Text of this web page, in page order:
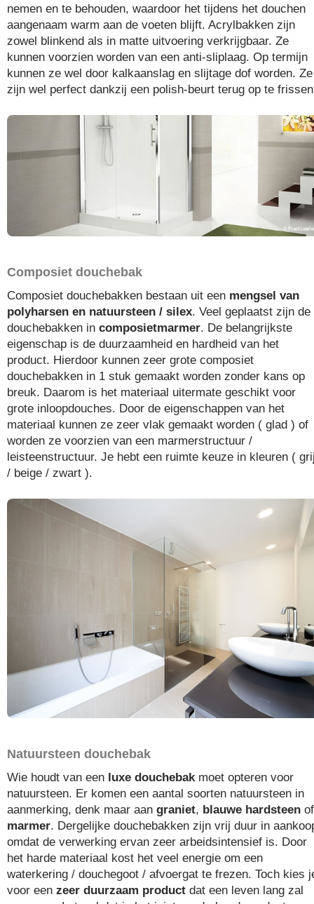
nemen en te behouden, waardoor het tijdens het douchen
aangenaam warm aan de voeten blijft. Acrylbakken zijn
zowel blinkend als in matte uitvoering verkrijgbaar. Ze
kunnen voorzien worden van een anti-sliplaag. Op termijn
kunnen ze wel door kalkaanslag en slijtage dof worden. Ze
zijn wel perfect dankzij een polish-beurt terug op te
Composiet douchebak
Composiet douchebakken bestaan uit een mengsel van
polyharsen en natuursteen / silex. Veel geplaatst zijn de
douchebakken in composietmarmer. De belangrijkste
eigenschap is de duurzaamheid en hardheid van het
product. Hierdoor kunnen zeer grote composiet
douchebakken in 1 stuk gemaakt worden zonder kans op
breuk. Daarom is het materiaal uitermate geschikt voor
grote inloopdouches. Door de eigenschappen van het
materiaal kunnen ze zeer vlak gemaakt worden ( glad ) of
worden ze voorzien van een marmerstructuur /
leisteenstructuur. Je hebt een ruimte keuze in kleuren (
/ beige / zwart ).
Natuursteen douchebak
Wie houdt van een luxe douchebak moet opteren voor
natuursteen. Er komen een aantal soorten natuursteen in
aanmerking, denk maar aan graniet, blauwe hardsteen of
marmer. Dergelijke douchebakken zijn vrij duur in
omdat de verwerking ervan zeer arbeidsintensief is. Door
het harde materiaal kost het veel energie om een
waterkering / douchegoot / afvoergat te frezen. Toch kies
voor een zeer duurzaam product dat een leven lang zal